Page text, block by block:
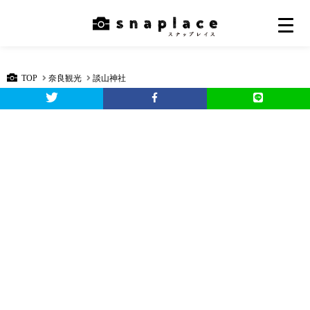
TOP 奈良観光 談山神社